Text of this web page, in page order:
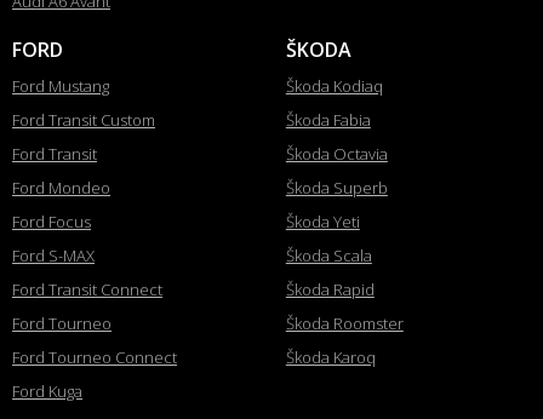
FORD
Ford Mustang
Ford Transit Custom
Ford Transit
Ford Mondeo
Ford Focus
Ford S-MAX
Ford Transit Connect
Ford Tourneo
Ford Tourneo Connect
Ford Kuga
ŠKODA
Škoda Kodiaq
Škoda Fabia
Škoda Octavia
Škoda Superb
Škoda Yeti
Škoda Scala
Škoda Rapid
Škoda Roomster
Škoda Karoq